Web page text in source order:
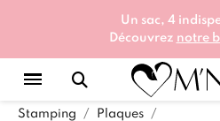
Un sac, 4
Découvrez notre
Stamping Plaques